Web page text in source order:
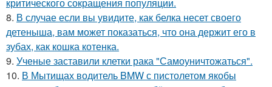
8. В случае если вы увидите, как белка несет своего
детеныша, вам может показаться, что она держит его в
зубах, как кошка котенка.
9. Ученые заставили клетки рака "Самоуничтожаться".
10. В Мытищах водитель BMW с пистолетом якобы